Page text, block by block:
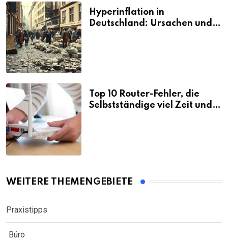
Hyperinflation in
Deutschland: Ursachen und
Top 10 Router-Fehler, die
Selbstständige viel Zeit und
WEITERE THEMENGEBIETE
Praxistipps
Büro